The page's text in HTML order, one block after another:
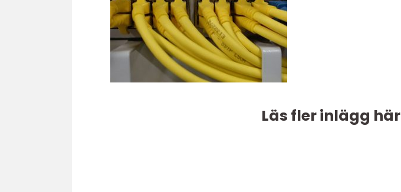
Läs fler inlägg här